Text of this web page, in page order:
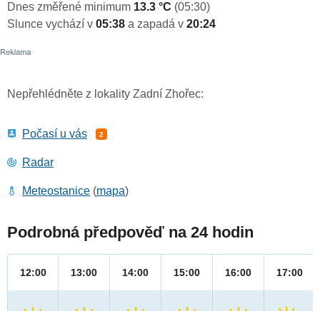
Dnes změřené minimum 13.3 °C (05:30)
Slunce vychází v 05:38 a zapadá v 20:24
Nepřehlédněte z lokality Zadní Zhořec:
Počasí u vás 2
Radar
Meteostanice (mapa)
Podrobná předpověď na 24 hodin
12:00 13:00 14:00 15:00 16:00 17:00